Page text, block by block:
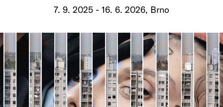
Vše o ČT
7. 9. 2025 - 16. 6. 2026, Brno